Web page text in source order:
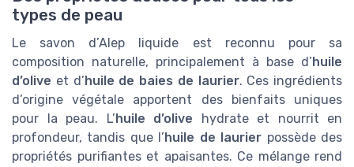
types de peau
Le savon d’Alep liquide est reconnu pour sa
composition naturelle, principalement à base d’ huile
d’olive et d’ huile de baies de laurier. Ces ingrédients
d’origine végétale apportent des bienfaits uniques
pour la peau. L’ huile d’olive hydrate et nourrit en
profondeur, tandis que l’ huile de laurier possède des
propriétés purifiantes et apaisantes. Ce mélange rend